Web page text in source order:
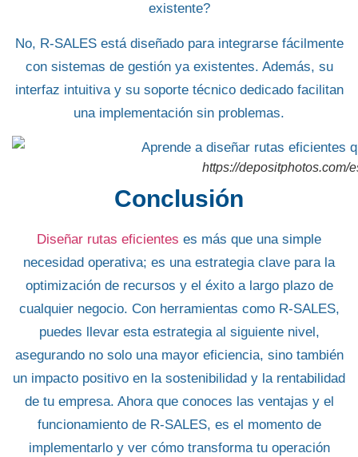
existente?
No, R-SALES está diseñado para integrarse fácilmente
con sistemas de gestión ya existentes. Además, su
interfaz intuitiva y su soporte técnico dedicado facilitan
una implementación sin problemas.
https://depositphotos.com/
Conclusión
Diseñar rutas eficientes es más que una simple
necesidad operativa; es una estrategia clave para la
optimización de recursos y el éxito a largo plazo de
cualquier negocio. Con herramientas como R-SALES,
puedes llevar esta estrategia al siguiente nivel,
asegurando no solo una mayor eficiencia, sino también
un impacto positivo en la sostenibilidad y la rentabilidad
de tu empresa. Ahora que conoces las ventajas y el
funcionamiento de R-SALES, es el momento de
implementarlo y ver cómo transforma tu operación